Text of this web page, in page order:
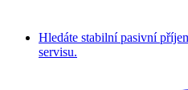
Hledáte stabilní pasivní
servisu.